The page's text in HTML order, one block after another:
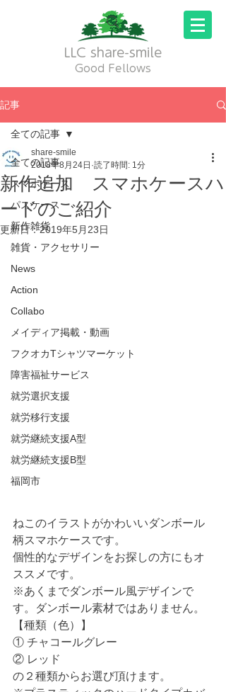
LLC share-smile
Good Fellows
記事
全ての記事
スマホケース
パスケース
新作雑貨
雑貨・アクセサリー
News
Action
Collabo
メイディア掲載・動画
フクオカTシャツマーケット
障害福祉サービス
就労選択支援
就労移行支援
就労継続支援A型
就労継続支援B型
福岡市
全ての記事
新作追加 スマホケースハ
ードのご紹介
share-smile
2018年8月24日 読了時間: 1分
更新日：2019年5月23日
ねこのイラストがかわいいダンボール
柄スマホケースです。
個性的なデザインをお探しの方にもオ
ススメです。
※あくまでダンボール風デザインで
す。ダンボール素材ではありません。
【種類（色）】
① チャコールグレー
② レッド
の２種類からお選び頂けます。